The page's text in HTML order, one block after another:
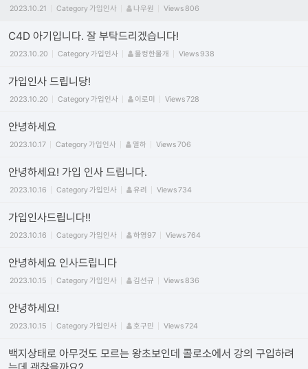
2023.10.21 Category가입인사 나우원 Views806
C4D 아기입니다. 잘 부탁드리겠습니다!
2023.10.20 Category가입인사 물컹한물개 Views938
가입인사 드립니당!
2023.10.20 Category가입인사 이로미 Views728
안녕하세요
2023.10.17 Category가입인사 열하 Views706
안녕하세요! 가입 인사 드립니다.
2023.10.16 Category가입인사 유려 Views734
가입인사드립니다!!
2023.10.16 Category가입인사 하영97 Views764
안녕하세요 인사드립니다
2023.10.15 Category가입인사 김선규 Views836
안녕하세요!
2023.10.15 Category가입인사 호구민 Views724
백지상태로 아무것도 모르는 왕초보인데 콜로소에서 강의 구입하려